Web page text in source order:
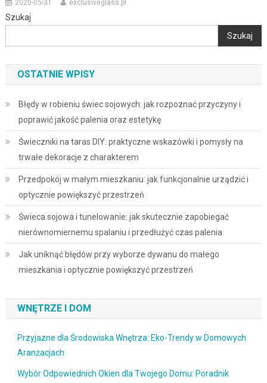
2020-05-31 exclusiveglass.pl
Szukaj
Szukaj
OSTATNIE WPISY
Błędy w robieniu świec sojowych: jak rozpoznać przyczyny i
poprawić jakość palenia oraz estetykę
Świeczniki na taras DIY: praktyczne wskazówki i pomysły na
trwałe dekoracje z charakterem
Przedpokój w małym mieszkaniu: jak funkcjonalnie urządzić i
optycznie powiększyć przestrzeń
Świeca sojowa i tunelowanie: jak skutecznie zapobiegać
nierównomiernemu spalaniu i przedłużyć czas palenia
Jak uniknąć błędów przy wyborze dywanu do małego
mieszkania i optycznie powiększyć przestrzeń
WNĘTRZE I DOM
Przyjazne dla Środowiska Wnętrza: Eko-Trendy w Domowych
Aranżacjach
Wybór Odpowiednich Okien dla Twojego Domu: Poradnik